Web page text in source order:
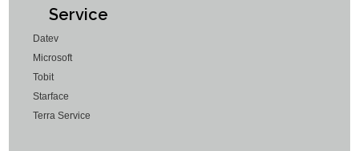
Service
Datev
Microsoft
Tobit
Starface
Terra Service